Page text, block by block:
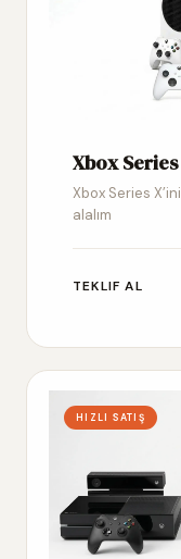
Xbox Series
Xbox Series
alalım
TEKLIF AL
HIZLI SATIŞ